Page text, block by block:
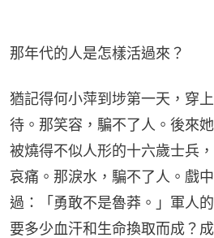
那年代的人是怎樣活過來？
猶記得何小萍到埗第一天，穿
待。那笑容，騙不了人。後來
被燒得不似人形的十六歲士兵
哀痛。那淚水，騙不了人。戲
過：「勇敢不是魯莽。」軍人
要多少血汗和生命換取而成？